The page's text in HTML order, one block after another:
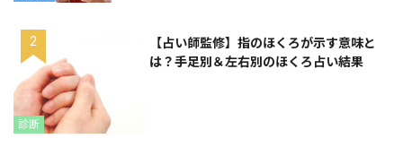
診断
【占い師監修】指のほくろが示す意味と
は？手足別＆左右別のほくろ占い結果